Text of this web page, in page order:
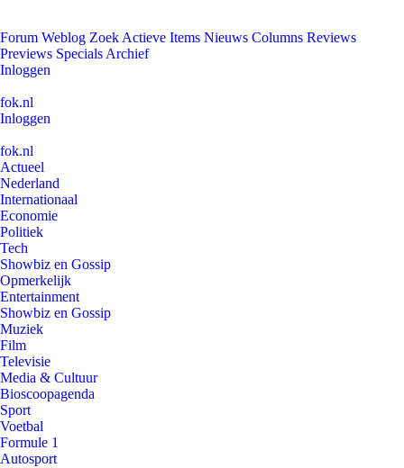
Forum Weblog Zoek Actieve Items Nieuws Columns Reviews
Previews Specials Archief
Inloggen
fok.nl
Inloggen
fok.nl
Actueel
Nederland
Internationaal
Economie
Politiek
Tech
Showbiz en Gossip
Opmerkelijk
Entertainment
Showbiz en Gossip
Muziek
Film
Televisie
Media & Cultuur
Bioscoopagenda
Sport
Voetbal
Formule 1
Autosport